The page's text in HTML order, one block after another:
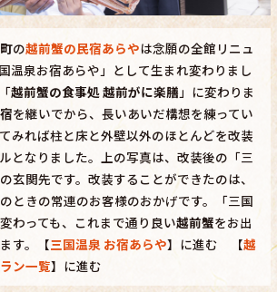
の越前蟹の民宿あらやは念願の全館リニュ
温泉お宿あらや」として生まれ変わりまし
越前蟹の食事処 越前がに楽膳」に変わりま
を継いでから、長いあいだ構想を練ってい
みれば柱と床と外壁以外のほとんどを改装
となりました。上の写真は、改装後の「三
玄関先です。改装することができたのは、
ときの常連のお客様のおかげです。「三国
わっても、これまで通り良い越前蟹をお出
す。【三国温泉 お宿あらや】に進む 【越
ン一覧】に進む